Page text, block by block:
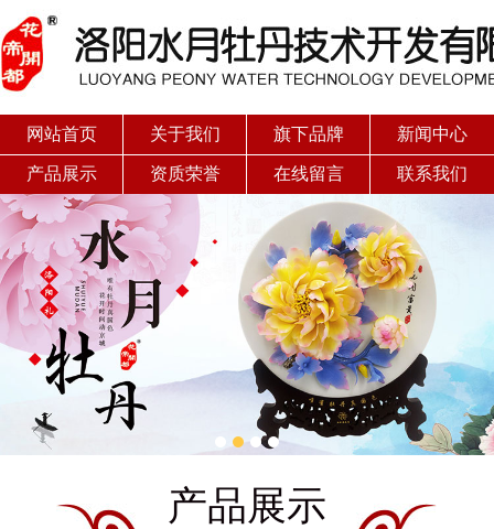
网站首页 关于我们 旗下品牌 新闻中心
产品展示 资质荣誉 在线留言 联系我们
产品展示